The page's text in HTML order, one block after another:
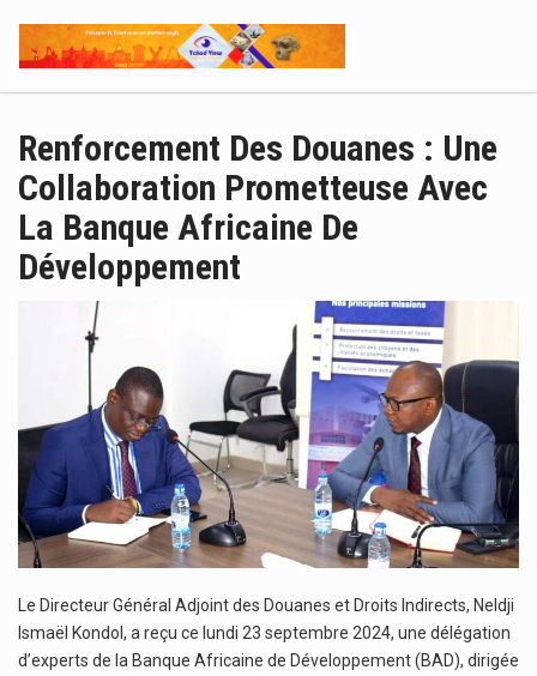
Renforcement Des Douanes : Une
Collaboration Prometteuse Avec
La Banque Africaine De
Développement
Le Directeur Général Adjoint des Douanes et Droits Indirects, Neldji
Ismaël Kondol, a reçu ce lundi 23 septembre 2024, une délégation
d’experts de la Banque Africaine de Développement (BAD), dirigée